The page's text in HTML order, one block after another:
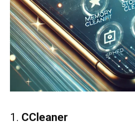
1. CCleaner